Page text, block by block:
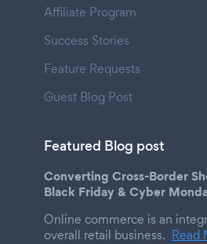
Affiliate Program
Success Stories
Feature Requests
Guest Blog Post
Featured Blog post
Converting Cross-Border
Black Friday & Cyber
Online commerce is an
overall retail business. Read